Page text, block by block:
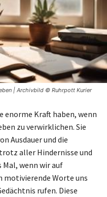
| Archivbild © Ruhrpott Kurier
enorme Kraft haben, wenn
zu verwirklichen. Sie
Ausdauer und die
aller Hindernisse und
Mal, wenn wir auf
motivierende Worte uns
rufen. Diese